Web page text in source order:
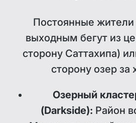
Постоянные жители
выходным бегут из
сторону Саттахипа)
сторону озер за
Озерный
(Darkside): Район